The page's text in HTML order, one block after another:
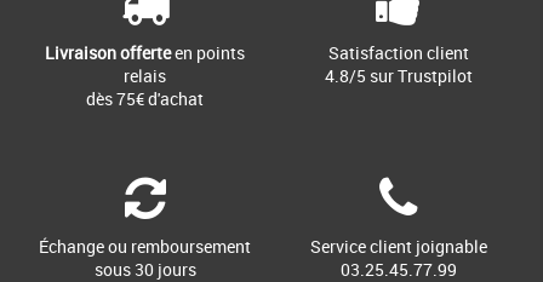
Livraison offerteen points
relais
dès 75€ d'achat
Satisfaction client
4.8/5 sur Trustpilot
Échange ou remboursement
sous 30 jours
Service client joignable
03.25.45.77.99